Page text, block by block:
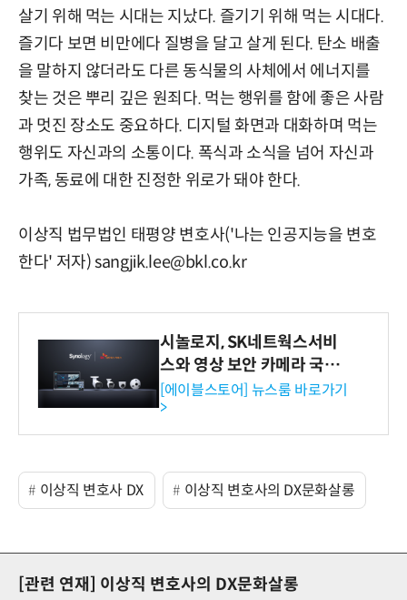
살기 위해 먹는 시대는 지났다. 즐기기 위해 먹는 시대다.
즐기다 보면 비만에다 질병을 달고 살게 된다. 탄소 배출
을 말하지 않더라도 다른 동식물의 사체에서 에너지를
찾는 것은 뿌리 깊은 원죄다. 먹는 행위를 함에 좋은 사람
과 멋진 장소도 중요하다. 디지털 화면과 대화하며 먹는
행위도 자신과의 소통이다. 폭식과 소식을 넘어 자신과
가족, 동료에 대한 진정한 위로가 돼야 한다.
이상직 법무법인 태평양 변호사('나는 인공지능을 변호
한다' 저자) sangjik.lee@bkl.co.kr
시놀로지, SK네트웍스서비
스와 영상 보안 카메라 국내
독점 판매 파트너십 체결
[에이블스토어] 뉴스룸 바로가기
>
이상직 변호사 DX 이상직 변호사의 DX문화살롱
[관련 연재] 이상직 변호사의 DX문화살롱